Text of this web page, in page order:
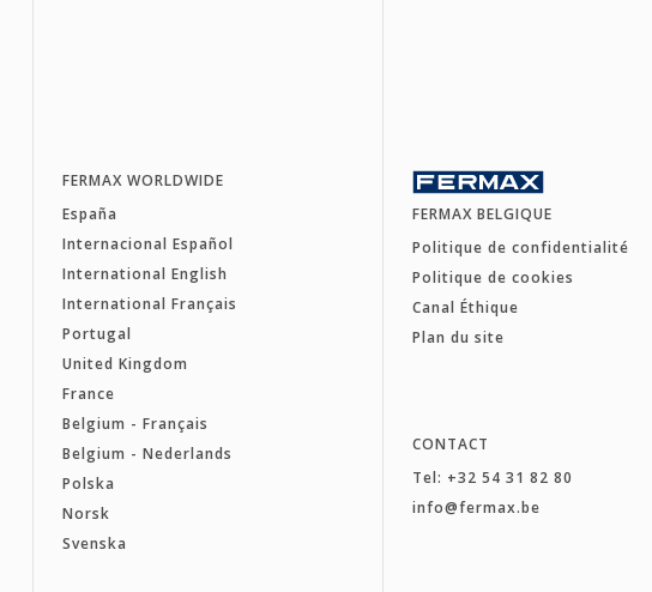
FERMAX WORLDWIDE
España
Internacional Español
International English
International Français
Portugal
United Kingdom
France
Belgium - Français
Belgium - Nederlands
Polska
Norsk
Svenska
FERMAX BELGIQUE
Politique de confidentialité
Politique de cookies
Canal Éthique
Plan du site
CONTACT
Tel: +32 54 31 82 80
info@fermax.be